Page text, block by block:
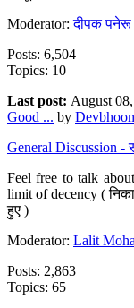
Moderator:दीपक पनेरू
Posts: 6,504
Topics: 10
Last post: August
Good ... by
General Discussion -
Feel free to talk
limit of decency (
हुए )
Moderator: Lalit
Posts: 2,863
Topics: 65